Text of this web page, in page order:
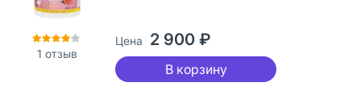
1 отзыв
Цена 2 900 ₽
В корзину